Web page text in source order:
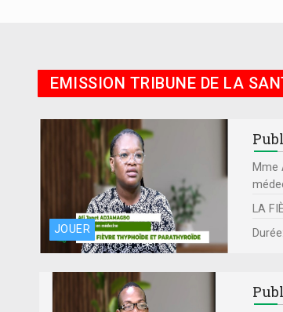
EMISSION TRIBUNE DE LA
JOUER
Mme
LA